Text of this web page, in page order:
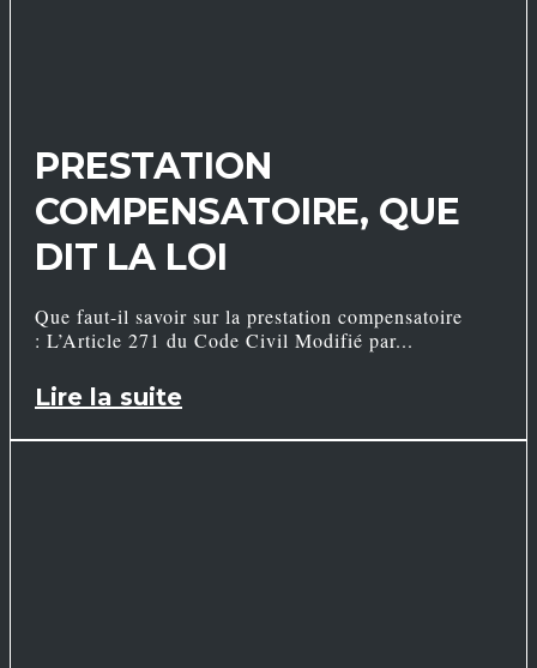
PRESTATION
COMPENSATOIRE, QUE
DIT LA LOI
Que faut-il savoir sur la prestation compensatoire
: L’Article 271 du Code Civil Modifié par
Lire la suite